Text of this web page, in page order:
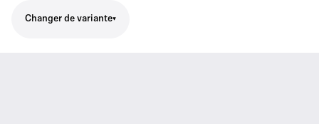
Changer de variante